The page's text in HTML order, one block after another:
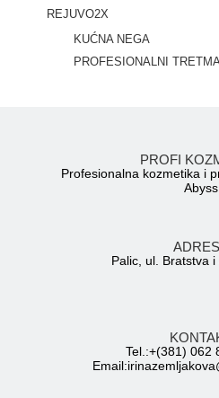
REJUVO2X
KUĆNA NEGA
PROFESIONALNI
PROFI
Profesionalna kozmetika i
Abyss
Palic, ul. Bratstva
Tel.:+(381) 062